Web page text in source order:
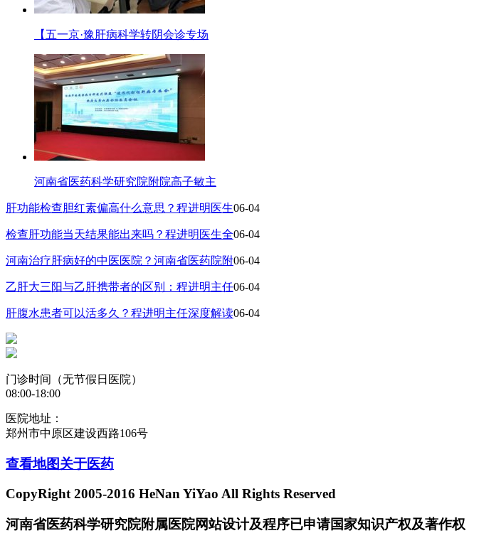
【五一京·豫肝病科学转阴会诊专场
河南省医药科学研究院附院高子敏主
肝功能检查胆红素偏高什么意思？程进明医生06-04
检查肝功能当天结果能出来吗？程进明医生全06-04
河南治疗肝病好的中医医院？河南省医药院附06-04
乙肝大三阳与乙肝携带者的区别：程进明主任06-04
肝腹水患者可以活多久？程进明主任深度解读06-04
门诊时间（无节假日医院）
08:00-18:00
医院地址：
郑州市中原区建设西路106号
查看地图关于医药
CopyRight 2005-2016 HeNan YiYao All Rights Reserved
河南省医药科学研究院附属医院网站设计及程序已申请国家知识产权及著作权